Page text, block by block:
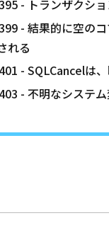
- トランザクシ
- 結果的に空の
れる
- SQLCancelは
- 不明なシステ